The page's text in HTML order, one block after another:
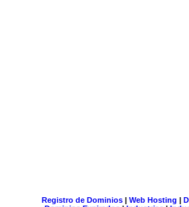
Registro de Dominios| Web Hosting |